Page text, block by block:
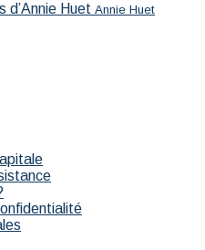
d’Annie Huet Annie Huet